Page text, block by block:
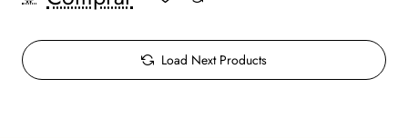
Load Next Products